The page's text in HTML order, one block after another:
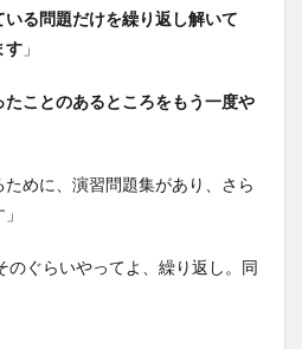
る問題だけを繰り返し解いて
す 」
ことのあるところをもう一度や
ために、演習問題集があり、さら
のぐらいやってよ、繰り返し。同